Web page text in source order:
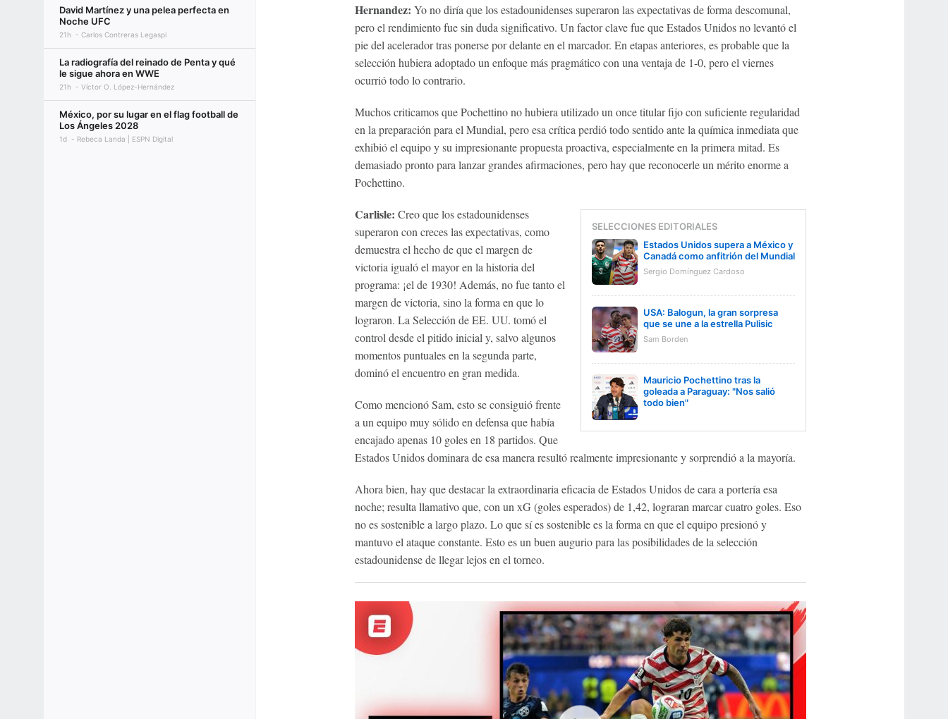
David Martínez y una pelea perfecta en
Noche UFC
21h Carlos Contreras Legaspi
La radiografía del reinado de Penta y qué
le sigue ahora en WWE
21h Víctor O. López-Hernández
México, por su lugar en el flag football de
Los Ángeles 2028
1d Rebeca Landa | ESPN Digital
Hernandez: Yo no diría que los estadounidenses superaron las expectativas de forma descomunal,
pero el rendimiento fue sin duda significativo. Un factor clave fue que Estados Unidos no levantó el
pie del acelerador tras ponerse por delante en el marcador. En etapas anteriores, es probable que la
selección hubiera adoptado un enfoque más pragmático con una ventaja de 1-0, pero el viernes
ocurrió todo lo contrario.
Muchos criticamos que Pochettino no hubiera utilizado un once titular fijo con suficiente regularidad
en la preparación para el Mundial, pero esa crítica perdió todo sentido ante la química inmediata que
exhibió el equipo y su impresionante propuesta proactiva, especialmente en la primera mitad. Es
demasiado pronto para lanzar grandes afirmaciones, pero hay que reconocerle un mérito enorme a
Pochettino.
SELECCIONES EDITORIALES
Estados Unidos supera a México y
Canadá como anfitrión del Mundial
Sergio Domínguez Cardoso
USA: Balogun, la gran sorpresa
que se une a la estrella Pulisic
Sam Borden
Mauricio Pochettino tras la
goleada a Paraguay: "Nos salió
todo bien"
Carlisle: Creo que los estadounidenses
superaron con creces las expectativas, como
demuestra el hecho de que el margen de
victoria igualó el mayor en la historia del
programa: ¡el de 1930! Además, no fue tanto el
margen de victoria, sino la forma en que lo
lograron. La Selección de EE. UU. tomó el
control desde el pitido inicial y, salvo algunos
momentos puntuales en la segunda parte,
dominó el encuentro en gran medida.
Como mencionó Sam, esto se consiguió frente
a un equipo muy sólido en defensa que había
encajado apenas 10 goles en 18 partidos. Que
Estados Unidos dominara de esa manera resultó realmente impresionante y sorprendió a la mayoría.
Ahora bien, hay que destacar la extraordinaria eficacia de Estados Unidos de cara a portería esa
noche; resulta llamativo que, con un xG (goles esperados) de 1,42, lograran marcar cuatro goles. Eso
no es sostenible a largo plazo. Lo que sí es sostenible es la forma en que el equipo presionó y
mantuvo el ataque constante. Esto es un buen augurio para las posibilidades de la selección
estadounidense de llegar lejos en el torneo.